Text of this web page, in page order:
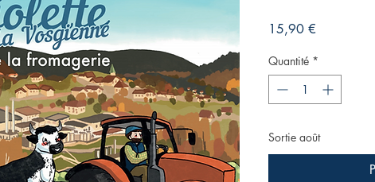
15,90 €Prix
Quantité *
Sortie août